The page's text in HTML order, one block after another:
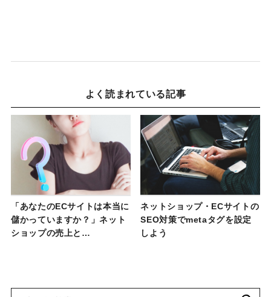
よく読まれている記事
「あなたのECサイトは本当に
儲かっていますか？」ネット
ショップの売上と…
ネットショップ・ECサイトの
SEO対策でmetaタグを設定
しよう